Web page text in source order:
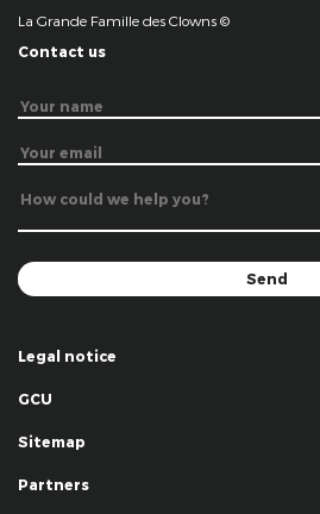
La Grande Famille des Clowns ©
Contact us
Legal notice
GCU
Sitemap
Partners